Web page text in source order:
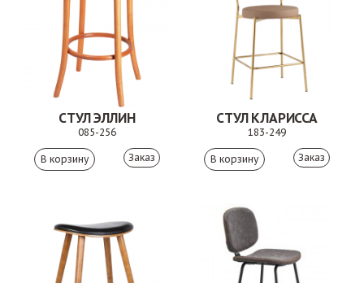
СТУЛ ЭЛЛИН
085-256
Заказ
СТУЛ КЛАРИССА
183-249
Заказ